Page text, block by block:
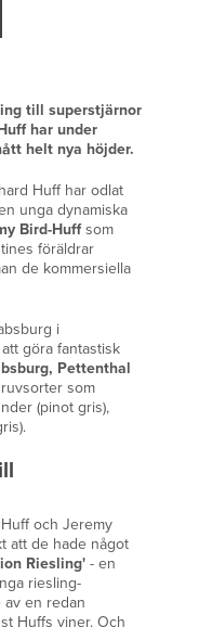
till superstjärnor
har under
helt nya höjder.
Huff har odlat
unga dynamiska
Bird-Huffsom
föräldrar
de kommersiella
i
göra fantastisk
Pettenthal
som
(pinot gris),
och Jeremy
att de hade något
Riesling' - en
riesling-
av en redan
Huffs viner. Och